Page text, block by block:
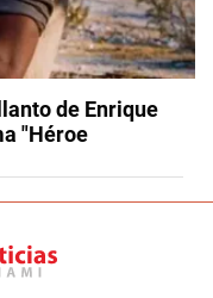
de Enrique
"Héroe